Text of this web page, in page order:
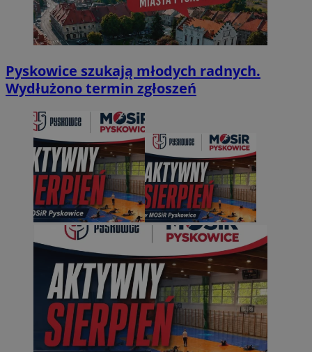
Pyskowice szukają młodych radnych.
Wydłużono termin zgłoszeń